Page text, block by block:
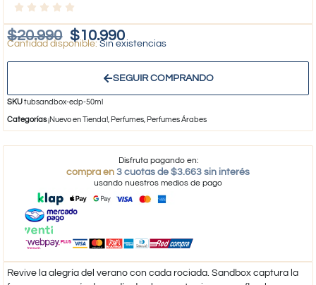
$20.990 $10.990
Sin existencias
SEGUIR COMPRANDO
SKUtubsandbox-edp-50ml
Categorías¡Nuevo en Tienda!, Perfumes, Perfumes Árabes
Disfruta pagando en:
compra en 3 cuotas de $3.663 sin interés
usando nuestros medios de pago
Revive la alegría del verano con cada rociada. Sandbox captura la